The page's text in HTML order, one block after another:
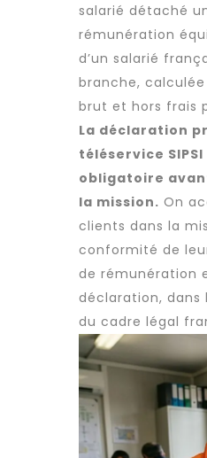
salarié détaché
rémunération
d’un salarié
branche,
brut et hors frais
La déclaration
téléservice
obligatoire
la mission. On
clients dans la
conformité de
de rémunération
déclaration,
du cadre légal